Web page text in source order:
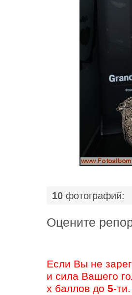
10 фотографий:
Оцените
Если Вы не
и сила Вашего
х баллов до 5-ти.